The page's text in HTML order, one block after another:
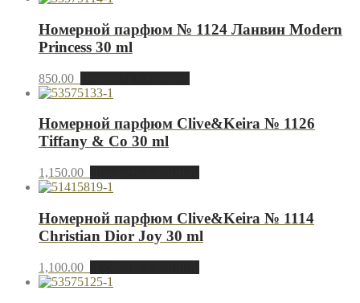
Номерной парфюм № 1124 Ланвин Modern
Princess 30 ml
850.00
Номерной парфюм Clive&Keira № 1126
Tiffany & Co 30 ml
1,150.00
Номерной парфюм Clive&Keira № 1114
Christian Dior Joy 30 ml
1,100.00